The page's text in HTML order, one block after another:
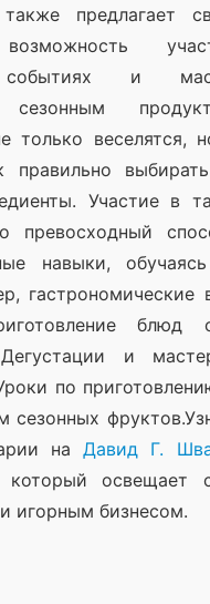
предлагает
и
сезонным
только веселятся,
правильно
Участие в
превосходный
навыки,
гастрономические
блюд
и
по
сезонных
на Давид Г.
который освещает
игорным бизнесом.